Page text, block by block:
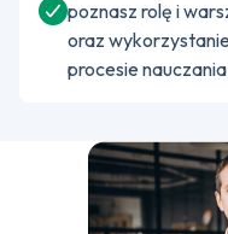
poznasz rolę i
oraz
procesie